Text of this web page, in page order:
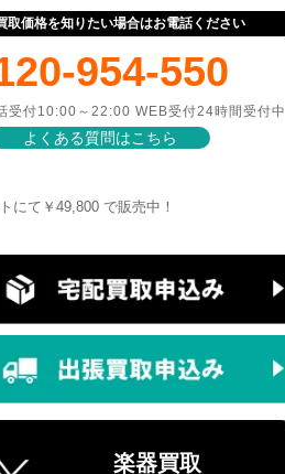
取価格を知りたい場合はお電話ください
954-550
受付10:00～22:00 WEB受付24時間受付中
よくある質問はこちら
にて￥49,800 で販売中！
楽器買取